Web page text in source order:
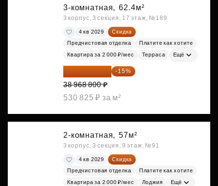
3-комнатная, 62.4м²
3 корпус, 3 секция, 17 этаж, №189
4 кв 2029
Скидка
Предчистовая отделка
Платите как хотите
Квартира за 2 000 ₽/мес Терраса Ещё
33 123 480 ₽ -15%
38 968 800 ₽
530 825 ₽ за м²
2-комнатная, 57м²
3 корпус, 3 секция, 9 этаж, №91
4 кв 2029
Скидка
Предчистовая отделка
Платите как хотите
Квартира за 2 000 ₽/мес Лоджия Ещё